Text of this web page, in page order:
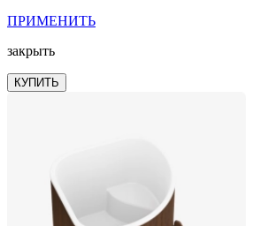
ПРИМЕНИТЬ
закрыть
КУПИТЬ